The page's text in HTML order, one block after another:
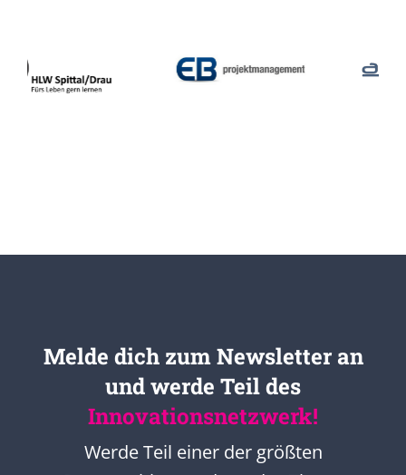
Melde dich zum Newsletter an
und werde Teil des
Innovationsnetzwerk!
Werde Teil einer der größten